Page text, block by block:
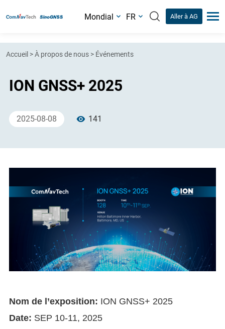
Mondial FR Aller à AG
Accueil >À propos de nous > Événements
ION GNSS+ 2025
2025-08-08 141
Nom de l’exposition: ION GNSS+ 2025
Date: SEP 10-11, 2025